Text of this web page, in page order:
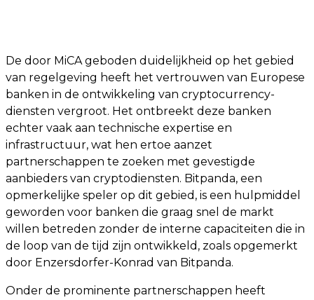
De door MiCA geboden duidelijkheid op het gebied
van regelgeving heeft het vertrouwen van Europese
banken in de ontwikkeling van cryptocurrency-
diensten vergroot. Het ontbreekt deze banken
echter vaak aan technische expertise en
infrastructuur, wat hen ertoe aanzet
partnerschappen te zoeken met gevestigde
aanbieders van cryptodiensten. Bitpanda, een
opmerkelijke speler op dit gebied, is een hulpmiddel
geworden voor banken die graag snel de markt
willen betreden zonder de interne capaciteiten die in
de loop van de tijd zijn ontwikkeld, zoals opgemerkt
door Enzersdorfer-Konrad van Bitpanda.
Onder de prominente partnerschappen heeft